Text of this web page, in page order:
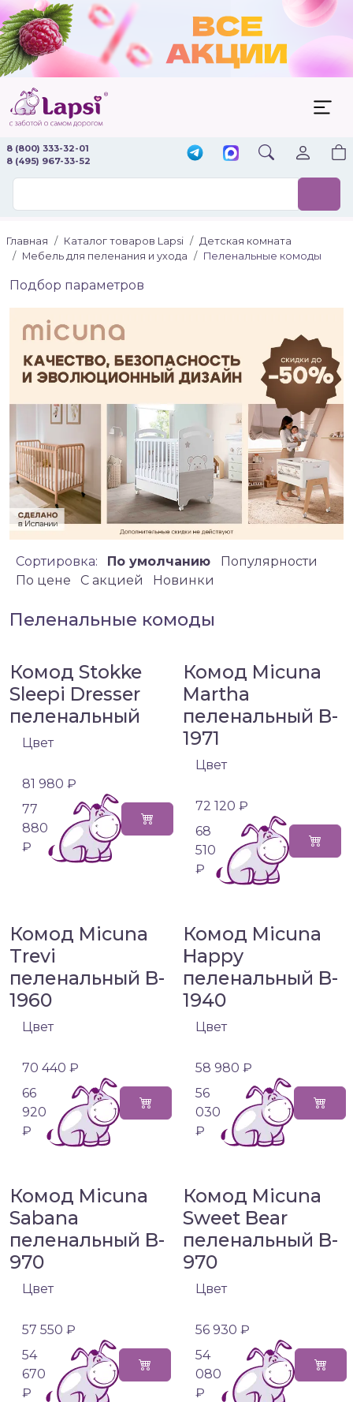
8 (800) 333-32-01
8 (495) 967-33-52
Главная Каталог товаров Lapsi
Детская комната
Мебель для пеленания и ухода
Пеленальные комоды
Подбор параметров
Сортировка: По умолчанию
Популярности
По цене
C акцией Новинки
Пеленальные комоды
Комод Stokke
Sleepi Dresser
пеленальный
Цвет
81 980 ₽
77
880
₽
Комод Micuna
Martha
пеленальный B-
1971
Цвет
72 120 ₽
68
510
₽
Комод Micuna
Trevi
пеленальный B-
1960
Цвет
70 440 ₽
66
920
₽
Комод Micuna
Happy
пеленальный B-
1940
Цвет
58 980 ₽
56
030
₽
Комод Micuna
Sabana
пеленальный B-
970
Цвет
57 550 ₽
54
670
₽
Комод Micuna
Sweet Bear
пеленальный B-
970
Цвет
56 930 ₽
54
080
₽